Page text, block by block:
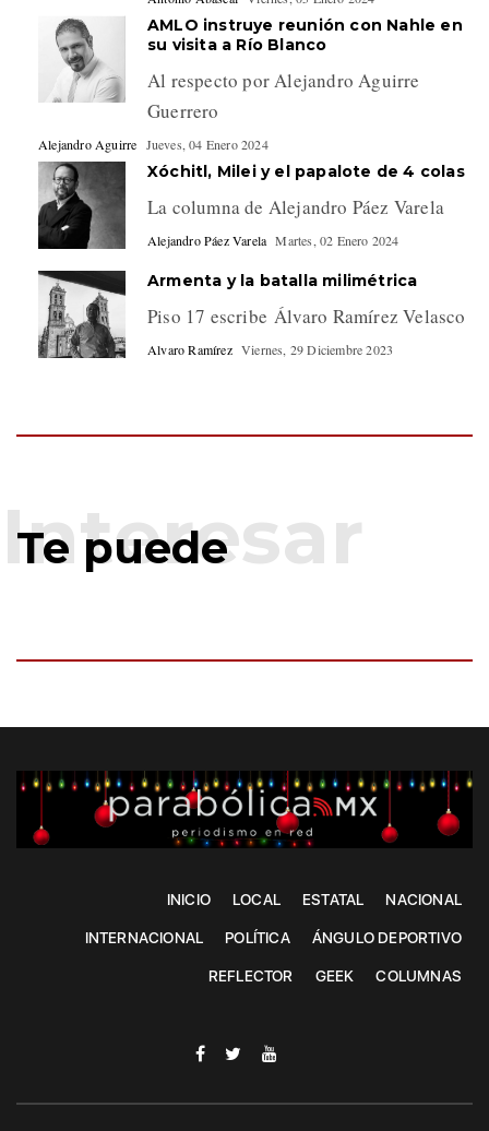
AMLO instruye reunión con Nahle en
su visita a Río Blanco
Al respecto por Alejandro Aguirre
Guerrero
Alejandro Aguirre Jueves, 04 Enero 2024
Xóchitl, Milei y el papalote de 4 colas
La columna de Alejandro Páez Varela
Alejandro Páez Varela Martes, 02 Enero 2024
Armenta y la batalla milimétrica
Piso 17 escribe Álvaro Ramírez Velasco
Alvaro Ramírez Viernes, 29 Diciembre 2023
Te puede
INICIO LOCAL ESTATAL NACIONAL
INTERNACIONAL POLÍTICA ÁNGULO DEPORTIVO
REFLECTOR GEEK COLUMNAS